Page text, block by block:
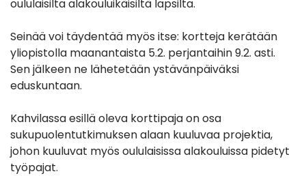
oululaisilta alakouluikäisiltä lapsilta.
Seinää voi täydentää myös itse: kortteja kerätään
yliopistolla maanantaista 5.2. perjantaihin 9.2. asti.
Sen jälkeen ne lähetetään ystävänpäiväksi
eduskuntaan.
Kahvilassa esillä oleva korttipaja on osa
sukupuolentutkimuksen alaan kuuluvaa projektia,
johon kuuluvat myös oululaisissa alakouluissa pidetyt
työpajat.